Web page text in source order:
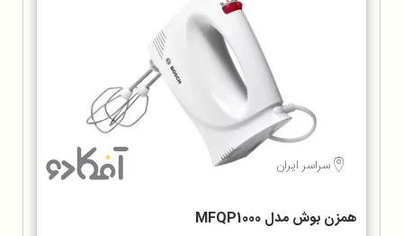
سراسر ایران
همزن بوش مدل MFQP1000